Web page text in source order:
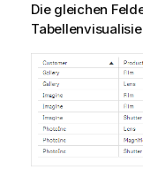
Die gleichen